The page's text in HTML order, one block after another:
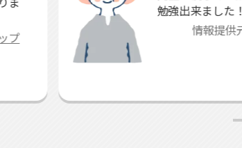
勉強出来ました！！
情報提供元：